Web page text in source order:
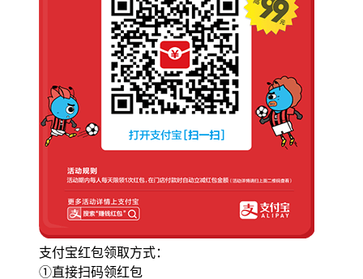
支付宝红包领取方式：
①直接扫码领红包